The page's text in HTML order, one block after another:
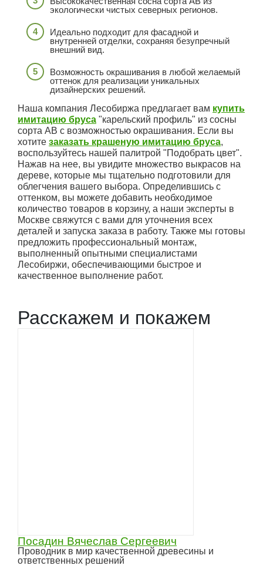
экологически чистых северных регионов.
Идеально подходит для фасадной и
внутренней отделки, сохраняя безупречный
внешний вид.
Возможность окрашивания в любой желаемый
оттенок для реализации уникальных
дизайнерских решений.
Наша компания Лесобиржа предлагает вам купить
имитацию бруса "карельский профиль" из сосны
сорта АВ с возможностью окрашивания. Если вы
хотите заказать крашеную имитацию бруса,
воспользуйтесь нашей палитрой "Подобрать цвет".
Нажав на нее, вы увидите множество выкрасов на
дереве, которые мы тщательно подготовили для
облегчения вашего выбора. Определившись с
оттенком, вы можете добавить необходимое
количество товаров в корзину, а наши эксперты в
Москве свяжутся с вами для уточнения всех
деталей и запуска заказа в работу. Также мы готовы
предложить профессиональный монтаж,
выполненный опытными специалистами
Лесобиржи, обеспечивающими быстрое и
качественное выполнение работ.
Расскажем и покажем
Посадин Вячеслав Сергеевич
Проводник в мир качественной древесины и
ответственных решений